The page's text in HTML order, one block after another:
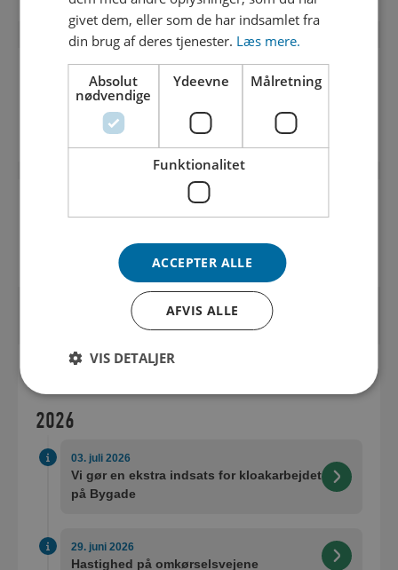
HAR DU SPØRGSMÅL OM SPÆRRINGEN AF
SPØRGSMÅL OG SVAR OM SPÆRRINGEN AF BYGADE
2026
03. juli 2026
Vi gør en ekstra indsats for kloakarbejdet
på Bygade
29. juni 2026
Hastighed på omkørselsvejene
givet dem, eller som de har indsamlet fra
din brug af deres tjenester. Læs mere.
Absolut
nødvendige
Ydeevne Målretning
Funktionalitet
ACCEPTER ALLE
AFVIS ALLE
VIS DETALJER